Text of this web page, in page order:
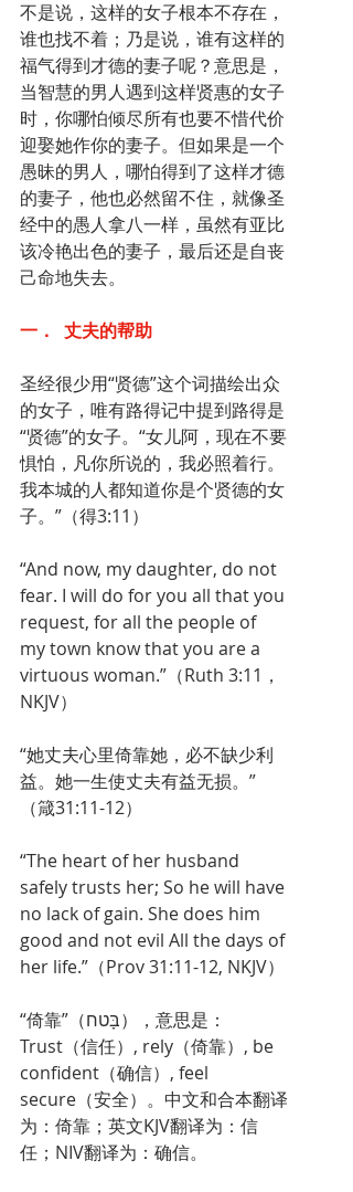
不是说，这样的女子根本不存在，
谁也找不着；乃是说，谁有这样的
福气得到才德的妻子呢？意思是，
当智慧的男人遇到这样贤惠的女子
时，你哪怕倾尽所有也要不惜代价
迎娶她作你的妻子。但如果是一个
愚昧的男人，哪怕得到了这样才德
的妻子，他也必然留不住，就像圣
经中的愚人拿八一样，虽然有亚比
该冷艳出色的妻子，最后还是自丧
己命地失去。
一．	丈夫的帮助
圣经很少用“贤德”这个词描绘出众
的女子，唯有路得记中提到路得是
“贤德”的女子。“女儿阿，现在不要
惧怕，凡你所说的，我必照着行。
我本城的人都知道你是个贤德的女
子。”（得3:11）
“And now, my daughter, do not
fear. I will do for you all that you
request, for all the people of
my town know that you are a
virtuous woman.”（Ruth 3:11，
NKJV）
“她丈夫心里倚靠她，必不缺少利
益。她一生使丈夫有益无损。”
（箴31:11-12）
“The heart of her husband
safely trusts her; So he will have
no lack of gain. She does him
good and not evil All the days of
her life.”（Prov 31:11-12, NKJV）
“倚靠”（בָּטח），意思是：
Trust（信任）, rely（倚靠）, be
confident（确信）, feel
secure（安全）。中文和合本翻译
为：倚靠；英文KJV翻译为：信
任；NIV翻译为：确信。